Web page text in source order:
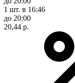
1 шт. в 16:46
до 20:00
20,44 р.